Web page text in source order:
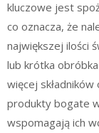
kluczowe jest
co oznacza, że
największej ilości
lub krótka
więcej
produkty bogate
wspomagają ich